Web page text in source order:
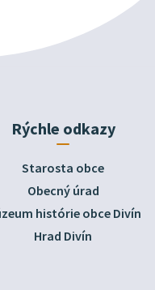
Rýchle odkazy
Starosta obce
Obecný úrad
histórie obce Divín
Hrad Divín